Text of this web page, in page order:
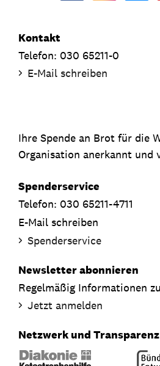
Kontakt
Telefon: 030 65211-0
E-Mail schreiben
Ihre Spende an Brot für die
Organisation anerkannt
Spenderservice
Telefon: 030 65211-4711
E-Mail schreiben
Spenderservice
Newsletter abonnieren
Regelmäßig Informationen
Jetzt anmelden
Netzwerk und Transparenz